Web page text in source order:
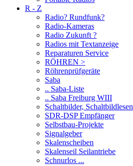
R - Z
Radio? Rundfunk?
Radio-Kameras
Radio Zukunft ?
Radios mit Textanzeige
Reparaturen Service
RÖHREN >
Röhrenprüfgeräte
Saba
.. Saba-Liste
.. Saba Freiburg WIII
Schaltbilder, Schaltbildlesen
SDR-DSP Empfänger
Selbstbau-Projekte
Signalgeber
Skalenscheiben
Skalenseil Seilantriebe
Schnurlos ...